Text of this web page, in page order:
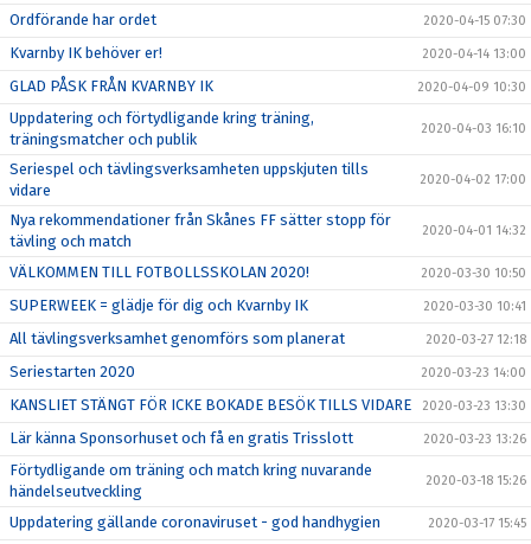
Ordförande har ordet 2020-04-15 07:30
Kvarnby IK behöver er! 2020-04-14 13:00
GLAD PÅSK FRÅN KVARNBY IK 2020-04-09 10:30
Uppdatering och förtydligande kring träning,
träningsmatcher och publik
2020-04-03 16:10
Seriespel och tävlingsverksamheten uppskjuten tills
vidare
2020-04-02 17:00
Nya rekommendationer från Skånes FF sätter stopp för
tävling och match
2020-04-01 14:32
VÄLKOMMEN TILL FOTBOLLSSKOLAN 2020! 2020-03-30 10:50
SUPERWEEK = glädje för dig och Kvarnby IK 2020-03-30 10:41
All tävlingsverksamhet genomförs som planerat 2020-03-27 12:18
Seriestarten 2020 2020-03-23 14:00
KANSLIET STÄNGT FÖR ICKE BOKADE BESÖK TILLS VIDARE 2020-03-23 13:30
Lär känna Sponsorhuset och få en gratis Trisslott 2020-03-23 13:26
Förtydligande om träning och match kring nuvarande
händelseutveckling
2020-03-18 15:26
Uppdatering gällande coronaviruset - god handhygien 2020-03-17 15:45